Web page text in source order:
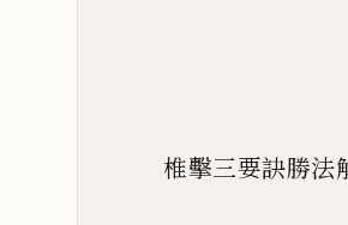
椎擊三要訣勝法